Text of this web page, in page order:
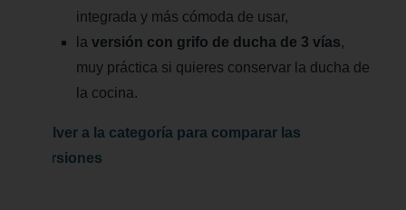
integrada y más cómoda de usar,
laversión con grifo de ducha de 3 vías,
muy práctica si quieres conservar la ducha de
la cocina.
Volver a la categoría para comparar las
versiones